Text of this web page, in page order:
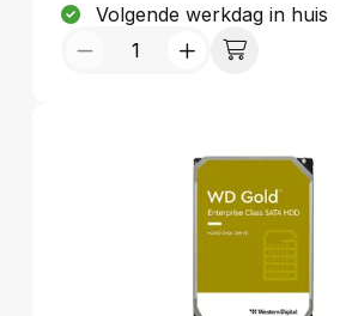
Volgende werkdag in huis